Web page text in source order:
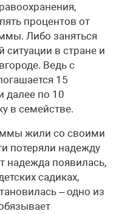
процентов от
Либо заняться
в стране и
Ведь с
15
далее по 10
в семействе.
жили со своими
потеряли надежду
надежда появилась,
садиках,
– одно из